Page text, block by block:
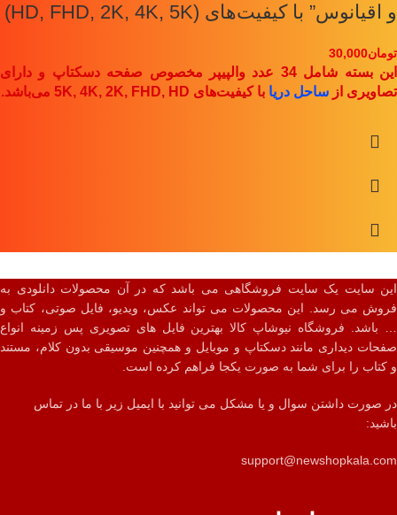
و اقیانوس” با کیفیت‌های (HD, FHD, 2K, 4K, 5K)
تومان30,000
این بسته شامل 34 عدد والپیپر مخصوص صفحه دسکتاپ و دارای
تصاویری از ساحل دریا با کیفیت‌های 5K, 4K, 2K, FHD, HD می‌باشد.
این سایت یک سایت فروشگاهی می باشد که در آن محصولات دانلودی به
فروش می رسد. این محصولات می تواند عکس، ویدیو، فایل صوتی، کتاب و
… باشد. فروشگاه نیوشاپ کالا بهترین فایل های تصویری پس زمینه انواع
صفحات دیداری مانند دسکتاپ و موبایل و همچنین موسیقی بدون کلام، مستند
و کتاب را برای شما به صورت یکجا فراهم کرده است.
در صورت داشتن سوال و یا مشکل می توانید با ایمیل زیر با ما در تماس
باشید:
support@newshopkala.com